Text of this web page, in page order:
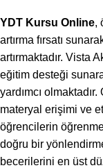
YDT Kursu Online,
artırma fırsatı
artırmaktadır. Vista
eğitim desteği
yardımcı
materyal erişimi ve
öğrencilerin
doğru bir
becerilerini en üst